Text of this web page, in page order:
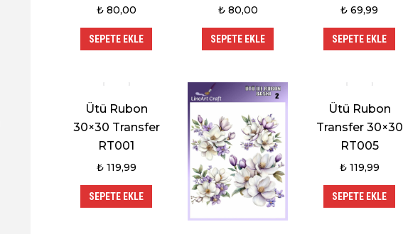
₺80,00
SEPETE EKLE
₺80,00
SEPETE EKLE
₺ 69,99
SEPETE EKLE
Ütü Rubon
30×30 Transfer
RT001
₺119,99
SEPETE EKLE
Ütü Rubon
Transfer 30×30
RT005
₺119,99
SEPETE EKLE